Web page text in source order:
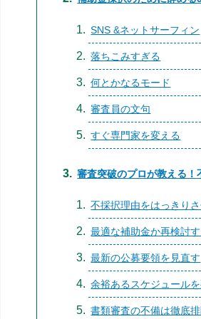
SNS &ネットサーフィン
落ちこみすぎる
何とかなるモード
審査員の文句
すぐ専門家を変える
審査突破のプロが教える
不採択理由をはっきり
最適な補助金か再検討
最新の公募要領を見直す
余裕あるスケジュール
書類審査の不備は徹底